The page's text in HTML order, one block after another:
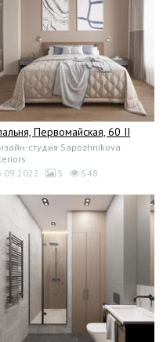
Первомайская, 60 II
студия Sapozhnikova
5 548